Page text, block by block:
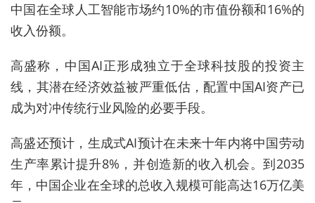
中国在全球人工智能市场约10%的市值份额和16%的
收入份额。
高盛称，中国AI正形成独立于全球科技股的投资主
线，其潜在经济效益被严重低估，配置中国AI资产已
成为对冲传统行业风险的必要手段。
高盛还预计，生成式AI预计在未来十年内将中国劳动
生产率累计提升8%，并创造新的收入机会。到2035
年，中国企业在全球的总收入规模可能高达16万亿美